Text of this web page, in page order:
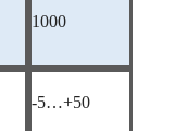
1000
-5…+50